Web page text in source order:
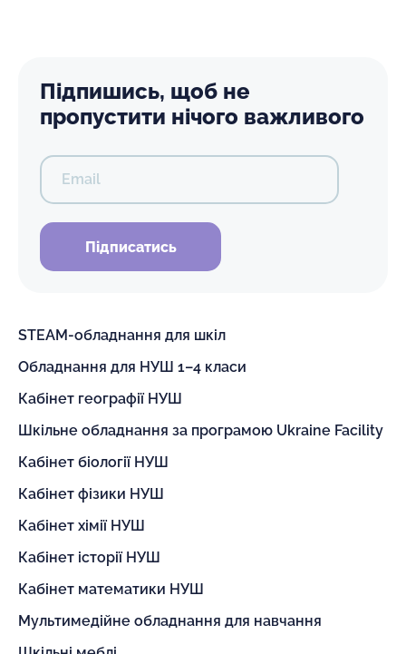
Підпишись, щоб не
пропустити нічого важливого
Email
Підписатись
STEAM-обладнання для шкіл
Обладнання для НУШ 1–4 класи
Кабінет географії НУШ
Шкільне обладнання за програмою Ukraine Facility
Кабінет біології НУШ
Кабінет фізики НУШ
Кабінет хімії НУШ
Кабінет історії НУШ
Кабінет математики НУШ
Мультимедійне обладнання для навчання